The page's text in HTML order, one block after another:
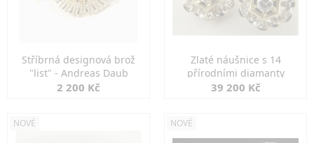
Stříbrná designová brož
"list" - Andreas Daub
2 200 Kč
Zlaté náušnice s 14
přírodními diamanty
39 200 Kč
NOVÉ NOVÉ